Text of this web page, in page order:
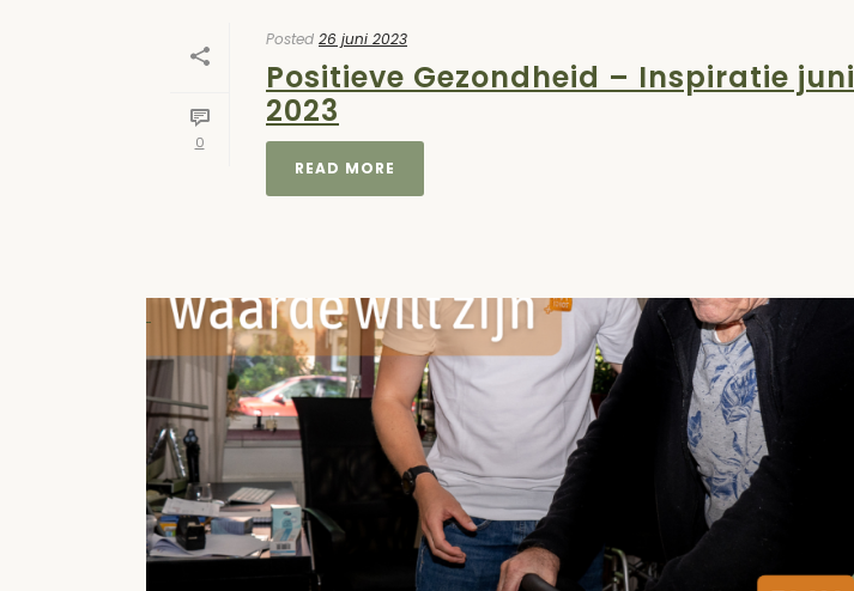
0
Posted 26 juni 2023
Positieve Gezondheid – Inspiratie juni
2023
READ MORE